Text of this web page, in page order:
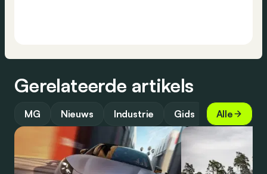
Gerelateerde artikels
MG Nieuws Industrie Gids Alle